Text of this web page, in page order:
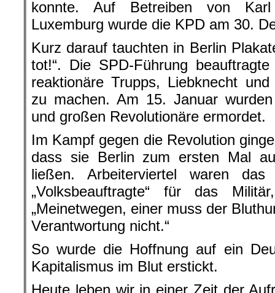
konnte. Auf Betreiben von
Luxemburg wurde die KPD am 30.
Kurz darauf tauchten in Berlin
tot!“. Die SPD-Führung
reaktionäre Trupps, Liebknecht und
zu machen. Am 15. Januar
und großen Revolutionäre ermordet.
Im Kampf gegen die Revolution
dass sie Berlin zum ersten Mal
ließen. Arbeiterviertel waren
„Volksbeauftragte“ für das
„Meinetwegen, einer muss der
Verantwortung nicht.“
So wurde die Hoffnung auf ein
Kapitalismus im Blut erstickt.
Heute leben wir in einer Zeit der